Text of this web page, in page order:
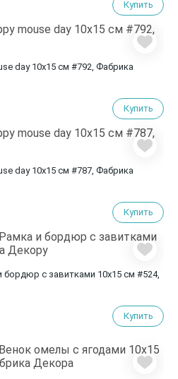
Купить
day 10х15 см #792, Фабрика
Купить
day 10х15 см #787, Фабрика
Купить
с завитками 10х15 см #524,
Купить